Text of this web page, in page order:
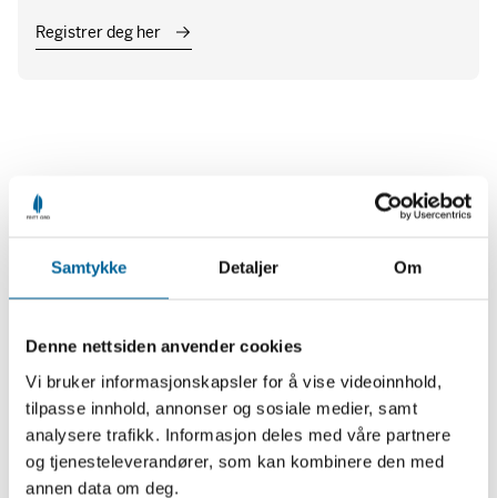
Samtykke Detaljer Om
Denne nettsiden anvender cookies
Vi bruker informasjonskapsler for å vise videoinnhold,
tilpasse innhold, annonser og sosiale medier, samt
analysere trafikk. Informasjon deles med våre partnere
og tjenesteleverandører, som kan kombinere den med
annen data om deg.
Registrer deg her
Nyheter
Se alle